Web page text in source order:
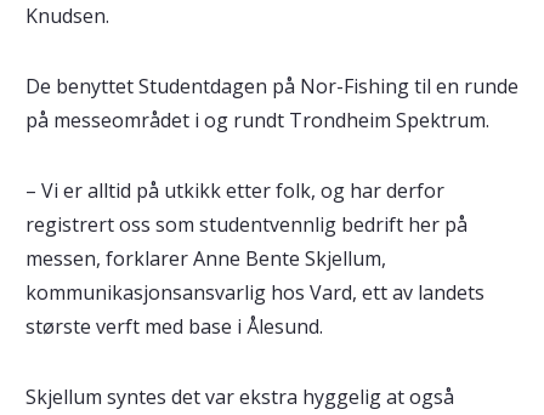
Knudsen.
De benyttet Studentdagen på Nor-Fishing til en runde
på messeområdet i og rundt Trondheim Spektrum.
– Vi er alltid på utkikk etter folk, og har derfor
registrert oss som studentvennlig bedrift her på
messen, forklarer Anne Bente Skjellum,
kommunikasjonsansvarlig hos Vard, ett av landets
største verft med base i Ålesund.
Skjellum syntes det var ekstra hyggelig at også